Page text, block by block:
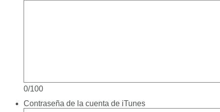
0/100
Contraseña de la cuenta de iTunes